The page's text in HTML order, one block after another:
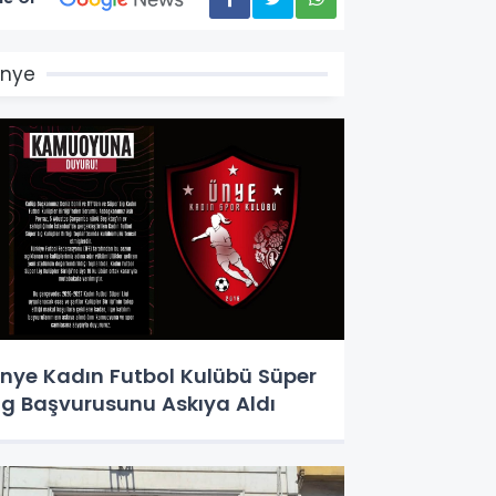
Kadın Futbol Kulübü Süper
Başvurusunu Askıya Aldı